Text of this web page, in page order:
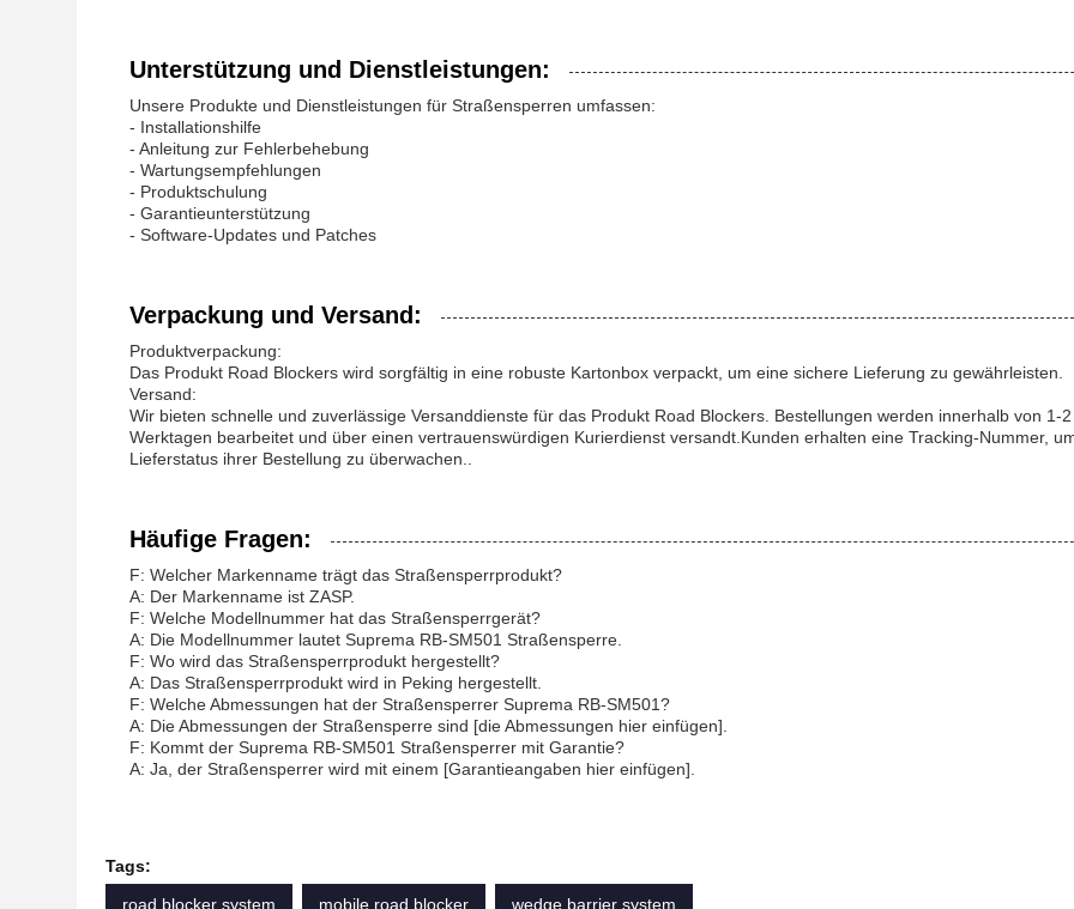
Unterstützung und Dienstleistungen:
Unsere Produkte und Dienstleistungen für Straßensperren umfassen:
- Installationshilfe
- Anleitung zur Fehlerbehebung
- Wartungsempfehlungen
- Produktschulung
- Garantieunterstützung
- Software-Updates und Patches
Verpackung und Versand:
Produktverpackung:
Das Produkt Road Blockers wird sorgfältig in eine robuste Kartonbox verpackt, um eine sichere Lieferung zu gewährleisten.
Versand:
Wir bieten schnelle und zuverlässige Versanddienste für das Produkt Road Blockers. Bestellungen werden innerhalb von 1-2
Werktagen bearbeitet und über einen vertrauenswürdigen Kurierdienst versandt.Kunden erhalten eine Tracking-Nummer,
Lieferstatus ihrer Bestellung zu überwachen..
Häufige Fragen:
F: Welcher Markenname trägt das Straßensperrprodukt?
A: Der Markenname ist ZASP.
F: Welche Modellnummer hat das Straßensperrgerät?
A: Die Modellnummer lautet Suprema RB-SM501 Straßensperre.
F: Wo wird das Straßensperrprodukt hergestellt?
A: Das Straßensperrprodukt wird in Peking hergestellt.
F: Welche Abmessungen hat der Straßensperrer Suprema RB-SM501?
A: Die Abmessungen der Straßensperre sind [die Abmessungen hier einfügen].
F: Kommt der Suprema RB-SM501 Straßensperrer mit Garantie?
A: Ja, der Straßensperrer wird mit einem [Garantieangaben hier einfügen].
Tags:
road blocker system
mobile road blocker wedge barrier system